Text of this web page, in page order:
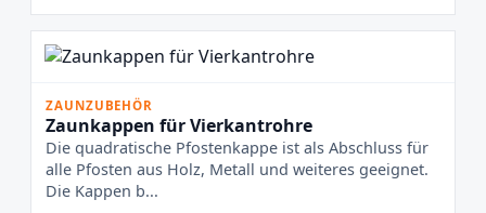
ZAUNZUBEHÖR
Zaunkappen für Vierkantrohre
Die quadratische Pfostenkappe ist als Abschluss für
alle Pfosten aus Holz, Metall und weiteres geeignet.
Die Kappen b...